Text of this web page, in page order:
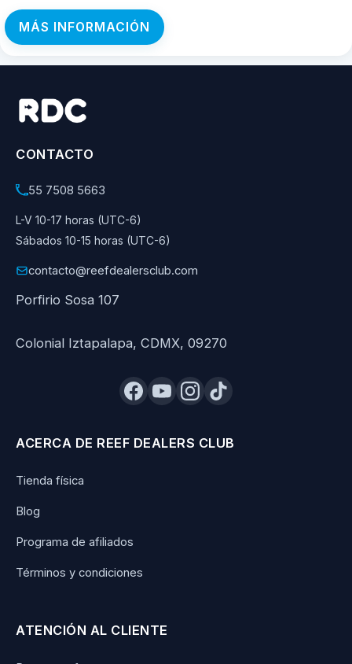
MÁS INFORMACIÓN
CONTACTO
55 7508 5663
L-V 10-17 horas (UTC-6)
Sábados 10-15 horas (UTC-6)
contacto@reefdealersclub.com
Porfirio Sosa 107
Colonial Iztapalapa, CDMX, 09270
ACERCA DE REEF DEALERS CLUB
Tienda física
Blog
Programa de afiliados
Términos y condiciones
ATENCIÓN AL CLIENTE